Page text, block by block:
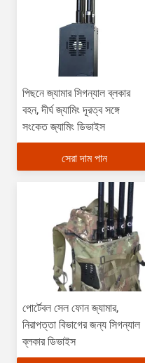
পিছনে জ্যামার সিগন্যাল ব্লকার
বহন, দীর্ঘ জ্যামিং দূরত্ব সঙ্গে
সংকেত জ্যামিং ডিভাইস
সেরা দাম পান
পোর্টেবল সেল ফোন জ্যামার,
নিরাপত্তা বিভাগের জন্য সিগন্যাল
ব্লকার ডিভাইস